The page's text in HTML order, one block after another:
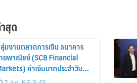
สุด
มงานตลาดการเงิน ธนาคาร
ยพาณิชย์ (SCB Financial
ค่าเงินบาทประจำวันที่ 7
หาคม 2569